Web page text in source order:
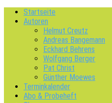
Startseite
Autoren
Helmut Creutz
Andreas Bangemann
Eckhard Behrens
Wolfgang Berger
Pat Christ
Günther Moewes
Terminkalender
Abo & Probeheft